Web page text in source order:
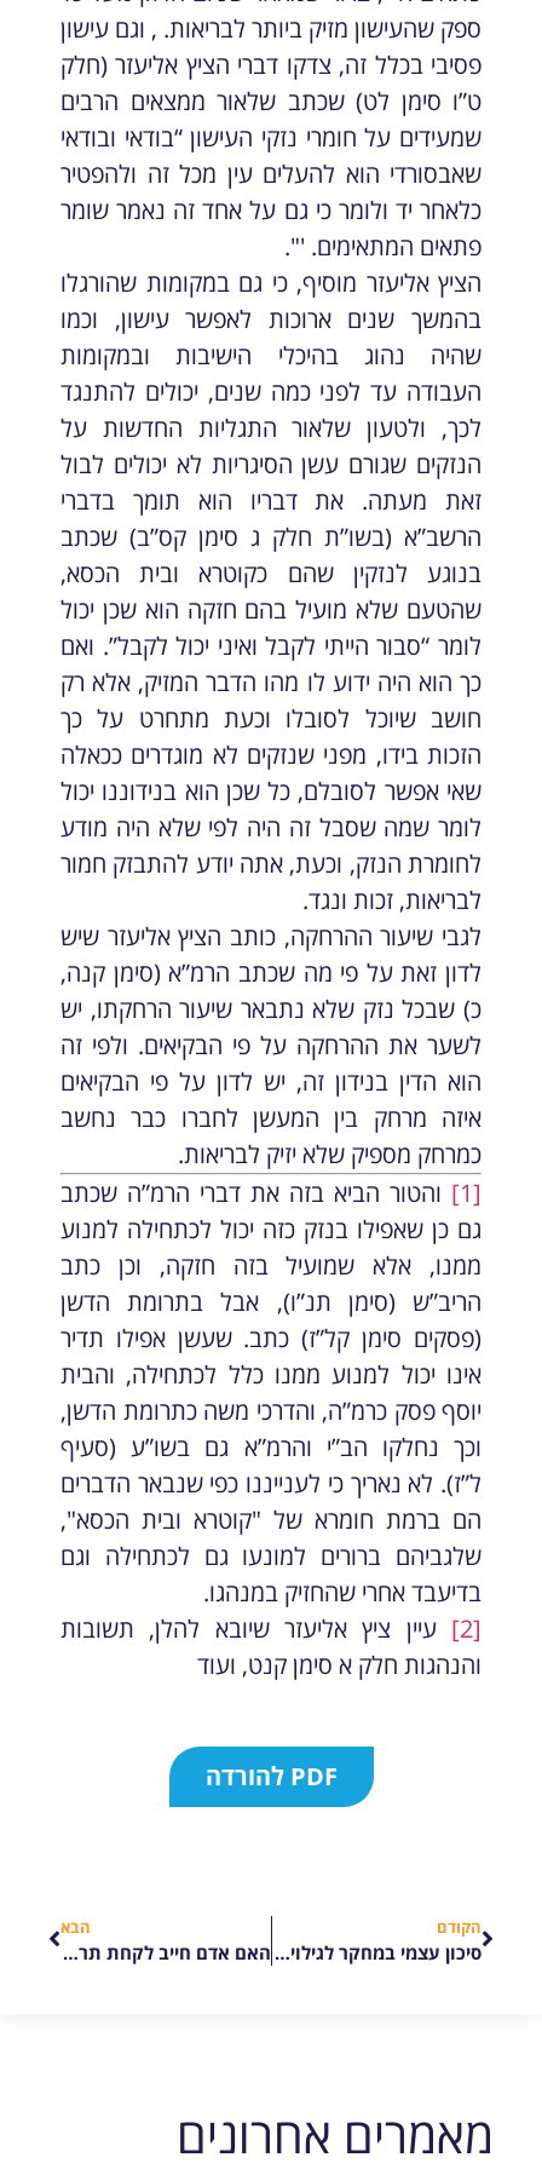
ספק שהעישון מזיק ביותר לבריאות. , וגם עישון
פסיבי בכלל זה, צדקו דברי הציץ אליעזר (חלק
ט”ו סימן לט) שכתב שלאור ממצאים הרבים
שמעידים על חומרי נזקי העישון “בודאי ובודאי
שאבסורדי הוא להעלים עין מכל זה ולהפטיר
כלאחר יד ולומר כי גם על אחד זה נאמר שומר
פתאים המתאימים. '".
הציץ אליעזר מוסיף, כי גם במקומות שהורגלו
בהמשך שנים ארוכות לאפשר עישון, וכמו
שהיה נהוג בהיכלי הישיבות ובמקומות
העבודה עד לפני כמה שנים, יכולים להתנגד
לכך, ולטעון שלאור התגליות החדשות על
הנזקים שגורם עשן הסיגריות לא יכולים לבול
זאת מעתה. את דבריו הוא תומך בדברי
הרשב”א (בשו”ת חלק ג סימן קס”ב) שכתב
בנוגע לנזקין שהם כקוטרא ובית הכסא,
שהטעם שלא מועיל בהם חזקה הוא שכן יכול
לומר “סבור הייתי לקבל ואיני יכול לקבל”. ואם
כך הוא היה ידוע לו מהו הדבר המזיק, אלא רק
חושב שיוכל לסובלו וכעת מתחרט על כך
הזכות בידו, מפני שנזקים לא מוגדרים ככאלה
שאי אפשר לסובלם, כל שכן הוא בנידוננו יכול
לומר שמה שסבל זה היה לפי שלא היה מודע
לחומרת הנזק, וכעת, אתה יודע להתבזק חמור
לבריאות, זכות ונגד.
לגבי שיעור ההרחקה, כותב הציץ אליעזר שיש
לדון זאת על פי מה שכתב הרמ”א (סימן קנה,
כ) שבכל נזק שלא נתבאר שיעור הרחקתו, יש
לשער את ההרחקה על פי הבקיאים. ולפי זה
הוא הדין בנידון זה, יש לדון על פי הבקיאים
איזה מרחק בין המעשן לחברו כבר נחשב
כמרחק מספיק שלא יזיק לבריאות.
[1]
והטור הביא בזה את דברי הרמ”ה שכתב
גם כן שאפילו בנזק כזה יכול לכתחילה למנוע
ממנו, אלא שמועיל בזה חזקה, וכן כתב
הריב”ש (סימן תנ”ו), אבל בתרומת הדשן
(פסקים סימן קל”ז) כתב. שעשן אפילו תדיר
אינו יכול למנוע ממנו כלל לכתחילה, והבית
יוסף פסק כרמ”ה, והדרכי משה כתרומת הדשן,
וכך נחלקו הב”י והרמ”א גם בשו”ע (סעיף
ל”ז). לא נאריך כי לענייננו כפי שנבאר הדברים
הם ברמת חומרא של "קוטרא ובית הכסא",
שלגביהם ברורים למונעו גם לכתחילה וגם
בדיעבד אחרי שהחזיק במנהגו.
[2]
עיין ציץ אליעזר שיובא להלן, תשובות
והנהגות חלק א סימן קנט, ועוד
PDF להורדה
הקודם
סיכון עצמי במחקר לגילוי חיסון לקורונה
הבא
האם אדם חייב לקחת תרופה בכדי לקיים פריה ורביה ?
מאמרים אחרונים